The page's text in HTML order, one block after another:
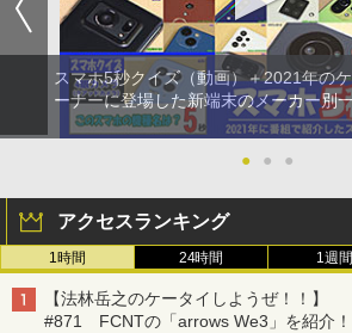
スマホ5秒クイズ（動画）＋2021年の
ーナーに登場した新端末のメーカー別
● ● ●
アクセスランキング
1時間 24時間 1週間
【法林岳之のケータイしようぜ！！】
#871 FCNTの「arrows We3」を紹介！